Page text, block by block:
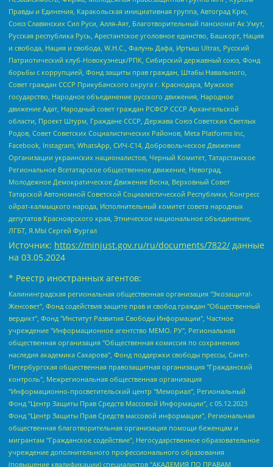
Правды и Единения, Каракольская инициативная группа, Автоград Крю,
Союз Славянских Сил Руси, Алля-Аят, Благотворительный пансионат Ак Умут,
Русская республика Русь, Арестантское уголовное единство, Башкорт, Нация
и свобода, Нация и свобода, W.H.С., Фалунь Дафа, Иртыш Ultras, Русский
Патриотический клуб-Новокузнецк/РПК, Сибирский державный союз, Фонд
борьбы с коррупцией, Фонд защиты прав граждан, Штабы Навального,
Совет граждан СССР Прикубанского округа г. Краснодара, Мужское
государство, Народное объединение русского движения, Народное
движение Адат, Народный совет граждан РСФСР СССР Архангельской
области, Проект Штурм, Граждане СССР, Держава Союз Советских Светлых
Родов, Совет Советских Социалистических Районов, Meta Platforms Inc,
Facebook, Instagram, WhatsApp, СИЧ-С14, Добровольческое Движение
Организации украинских националистов, Черный Комитет, Татарстанское
Региональное Всетатарское общественное движение, Невоград,
Молодежное Демократическое Движение Весна, Верховный Совет
Татарской Автономной Советской Социалистической Республики, Конгресс
ойрат-калмыцкого народа, Исполнительный комитет совета народных
депутатов Красноярского края, Этническое национальное объединение,
ЛГБТ, Я.МЫ Сергей Фургал
Источник: https://minjust.gov.ru/ru/documents/7822/ данные
на 03.05.2024
* Реестр иностранных агентов:
Калининградская региональная общественная организация "Экозащита!-Женсовет", Фонд содействия защите прав и свобод граждан "Общественный вердикт", Фонд "Институт Развития Свободы Информации", Частное учреждение "Информационное агентство МЕМО. РУ", Региональная общественная организация "Общественная комиссия по сохранению наследия академика Сахарова", Фонд поддержки свободы прессы, Санкт-Петербургская общественная правозащитная организация "Гражданский контроль", Межрегиональная общественная организация "Информационно-просветительский центр "Мемориал", Региональный Фонд "Центр Защиты Прав Средств Массовой Информации", с 05.12.2023 Фонд "Центр Защиты Прав Средств массовой информации", Региональная общественная благотворительная организация помощи беженцам и мигрантам "Гражданское содействие", Негосударственное образовательное учреждение дополнительного профессионального образования (повышение квалификации) специалистов "АКАДЕМИЯ ПО ПРАВАМ ЧЕЛОВЕКА", Свердловская региональная общественная организация "Сутяжник", Автономная некоммерческая организация "Центр независимых социологических исследований", Союз общественных объединений "Российский исследовательский центр по правам человека", Региональное общественное учреждение научно-информационный центр "МЕМОРИАЛ", Некоммерческая организация "Фонд защиты гласности", Автономная некоммерческая организация "Институт прав человека", Городская общественная организация "Екатеринбургское общество "МЕМОРИАЛ", Городская общественная организация "Рязанское историко-просветительское и правозащитное общество "Мемориал" (Рязанский Мемориал), Челябинский региональный орган общественной самодеятельности – женское общественное объединение "Женщины Евразии", Челябинский региональный орган общественной самодеятельности "Уральская правозащитная группа", Фонд содействия защите здоровья и социальной справедливости имени Андрея Рылькова, Автономная Некоммерческая Организация "Аналитический Центр Юрия Левады", Автономная некоммерческая организация социальной поддержки населения "Проект Апрель", Региональная общественная организация помощи женщинам и детям, находящимся в кризисной ситуации "Информационно-методический центр "Анна", Фонд содействия развитию массовых коммуникаций и правовому просвещению "Так-так-Так", Фонд содействия устойчивому развитию "Серебряная тайга", Свердловский региональный общественный фонд социальных проектов "Новое время", "Idel.Реалии", Кавказ.Реалии, Крым.Реалии, Телеканал Настоящее Время, Татаро-башкирская служба Радио Свобода (Azatliq Radiosi), Радио Свободная Европа/Радио Свобода (PCE/PC), "Сибирь.Реалии", "Фактограф", Благотворительный фонд помощи осужденным и их семьям, Автономная некоммерческая организация "Институт глобализации и социальных движений", Фонд "В защиту прав заключенных", Частное учреждение "Центр поддержки и содействия развитию средств массовой информации", Пензенский региональный общественный благотворительный фонд "Гражданский союз", "Север.Реалии", Некоммерческая организация Фонд "Правовая инициатива", Общество с ограниченной ответственностью "Радио Свободная Европа/Радио Свобода", Чешское информационное агентство "MEDIUM-ORIENT", Красноярская региональная общественная организация "Мы против СПИДа", Камалягин Денис Николаевич, Маркелов Сергей Евгеньевич, Пономарев Лев Александрович, Савицкая Людмила Алексеевна, Автономная некоммерческая организация "Центр по работе с проблемой насилия "НАСИЛИЮ.НЕТ", Межрегиональный профессиональный союз работников здравоохранения "Альянс врачей", Юридическое лицо, зарегистрированное в Латвийской Республике, SIA "Medusa Project" (регистрационный номер 40103797863, дата регистрации 10.06.2014), Некоммерческая организация "Фонд по борьбе с коррупцией", Автономная некоммерческая организация "Институт права и публичной политики", Баданин Роман Сергеевич, Гликин Максим Александрович, Железнова Мария Михайловна, Лукьянова Юлия Сергеевна, Маетная Елизавета Витальевна, Маняхин Петр Борисович, Чуракова Ольга Владимировна, Ярош Юлия Петровна, Юридическое лицо "The Insider SIA", зарегистрированное в Риге, Латвийская Республика (дата регистрации 26.06.2015), являющееся администратором доменного имени интернет-издания "The Insider SIA", https://theins.ru, Постернак Алексей Евгеньевич, Рубин Михаил Аркадьевич, Анин Роман Александрович, Юридическое лицо Istories fonds, зарегистрированное в Латвийской Республике (регистрационный номер 50008295751, дата регистрации 24.02.2020), Великовский Дмитрий Александрович, Долинина Ирина Николаевна, Мароховская Алеся Алексеевна, Шлейнов Роман Юрьевич, Шмагун Олеся Валентиновна, Общество с ограниченной ответственностью "Альтаир 2021", Общество с ограниченной ответственностью "Вега 2021", Общество с ограниченной ответственностью "Главный редактор 2021", Общество с ограниченной ответственностью "Ромашки монолит", Важенков Артем Валерьевич, Ивановская областная общественная организация "Центр гендерных исследований", Гурман Юрий Альбертович, Медиапроект "ОВД-Инфо", Егоров Владимир Владимирович, Жилинский Владимир Александрович, Общество с ограниченной ответственностью "ЗП", Иванова София Юрьевна, Карезина Инна Павловна, Кильтау Екатерина Викторовна, Петров Алексей Викторович, Пискунов Сергей Евгеньевич, Смирнов Сергей Сергеевич, Тихонов Михаил Сергеевич, Общество с ограниченной ответственностью "ЖУРНАЛИСТ-ИНОСТРАННЫЙ АГЕНТ", Арапова Галина Юрьевна, Вольтская Татьяна Анатольевна, Американская компания "Mason G.E.S. Anonymous Foundation" (США), являющаяся владельцем интернет-издания https://mnews.world/, Компания "Stichting Bellingcat", зарегистрированная в Нидерландах (дата регистрации 11.07.2018), Захаров Андрей Вячеславович, Клепиковская Екатерина Дмитриевна, Общество с ограниченной ответственностью "МЕМО", Перл Роман Александрович, Симонов Евгений Алексеевич, Соловьева Елена Анатольевна, Сотников Даниил Владимирович, Сурначева Елизавета Дмитриевна, Автономная некоммерческая организация по защите прав человека и информированию населения "Якутия – Наше Мнение", Общество с ограниченной ответственностью "Москоу диджитал медиа", с 26.01.2023 Общество с ограниченной ответственностью "Чайка Белые сады", Ветошкина Валерия Валерьевна, Заговора Максим Александрович, Межрегиональное общественное движение "Российская ЛГБТ - сеть", Оленичев Максим Владимирович, Павлов Иван Юрьевич, Скворцова Елена Сергеевна, Общество с ограниченной ответственностью "Как бы инагент", Кочетков Игорь Викторович, Общество с ограниченной ответственностью "Честные выборы", Еланчик Олег Александрович, Общество с ограниченной ответственностью "Нобелевский призыв", Гималова Регина Эмилевна, Григорьев Андрей Валерьевич, Григорьева Алина Александровна, Ассоциация по содействию защите прав призывников, альтернативнослужащих и военнослужащих "Правозащитная группа "Гражданин.Армия.Право", Хисамова Регина Фаритовна, Автономная некоммерческая организация по реализации социально-правовых программ "Лилит", Дальневосточное общественное движение "Маяк", Санкт-Петербургская ЛГБТ-инициативная группа "Выход", Инициативная группа ЛГБТ+ "Реверс", Алексеев Андрей Викторович, Бекбулатова Таисия Львовна, Беляев Иван Михайлович, Владыкина Елена Сергеевна, Гельман Марат Александрович, Никульшина Вероника Юрьевна, Толоконникова Надежда Андреевна, Шендерович Виктор Анатольевич, Общество с ограниченной ответственностью "Данное сообщение", Общество с ограниченной ответственностью Издательский дом "Новая глава", Айнбиндер Александра Александровна, Московский комьюнити-центр для ЛГБТ+инициатив, Благотворительный фонд развития филантропии, Deutsche Welle (Германия, Kurt-Schumacher-Strasse 3, 53113 Bonn), Борзунова Мария Михайловна, Воробьев Виктор Викторович, Голубева Анна Львовна, Константинова Алла Михайловна, Малкова Ирина Владимировна, Мурадов Мурад Абдулгалимович, Осетинская Елизавета Николаевна, Понасенков Евгений Николаевич, Ганапольский Матвей Юрьевич, Киселев Евгений Алексеевич, Борухович Ирина Григорьевна, Дремин Иван Тимофеевич, Дубровский Дмитрий Викторович, Красноярская региональная общественная организация поддержки и развития альтернативных образовательных технологий и межкультурных коммуникаций "ИНТЕРРА", Маяковская Екатерина Алексеевна, Фейгин Марк Захарович, Филимонов Андрей Викторович, Дзугкоева Регина Николаевна, Доброхотов Роман Александрович, Дудь Юрий Александрович, Елкин Сергей Владимирович, Кругликов Кирилл Игоревич, Сабунаева Мария Леонидовна, Семенов Алексей Владимирович, Шаинян Карен Багратович, Шульман Екатерина Михайловна, Асафьев Артур Валерьевич, Вахштайн Виктор Семенович, Венедиктов Алексей Алексеевич, Лушникова Екатерина Евгеньевна, Волков Леонид Михайлович, Невзоров Александр Глебович, Пархоменко Сергей Борисович, Сироткин Ярослав Николаевич, Кара-Мурза Владимир Владимирович, Баранова Наталья Владимировна, Гозман Леонид Яковлевич, Кагарлицкий Борис Юльевич, Климарев Михаил Валерьевич, Милов Владимир Станиславович, Автономная некоммерческая организация Краснодарский центр современного искусства "Типография", Моргенштерн Алишер Тагирович, Соболь Любовь Эдуардовна, Общество с ограниченной ответственностью "ЛИЗА НОРМ", Каспаров Гарри Кимович, Ходорковский Михаил Борисович, Общество с ограниченной ответственностью "Апрельские тезисы", Данилович Ирина Брониславовна, Кашин Олег Владимирович, Петров Николай Владимирович, Пивоваров Алексей Владимирович, Соколов Михаил Владимирович, Цветкова Юлия Владимировна, Чичваркин Евгений Александрович, Комитет против пыток/Команда против пыток, Общество с ограниченной ответственностью "Первый научный", Общество с ограниченной ответственностью "Вертолет и ко", Белоцерковская Вероника Борисовна, Кац Максим Евгеньевич, Лазарева Татьяна Юрьевна, Шаведдинов Руслан Табризович, Яшин Илья Валерьевич, Общество с ограниченной ответственностью "Иноагент ААВ", Алешковский Дмитрий Петрович, Альбац Евгения Марковна, Быков Дмитрий Львович, Галямина Юлия Евгеньевна, Лойко Сергей Леонидович, Мартынов Кирилл Константинович, Медведев Сергей Александрович, Крашенинников Федор Геннадиевич, Гордеева Катерина Вл